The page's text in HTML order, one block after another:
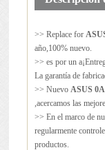
>> Replace for
año,100% nuevo.
>> es por un
La garantía de
>> Nuevo ASUS
,acercamos las
>> En el marco de
regularmente
productos.